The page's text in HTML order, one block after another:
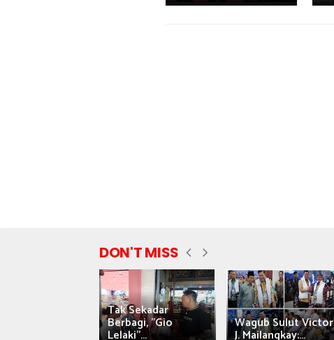
DON'T MISS
Tak Sekadar
Berbagi, "Gio
Lelaki"...
Wagub Sulut Victor
J. Mailangkay:...